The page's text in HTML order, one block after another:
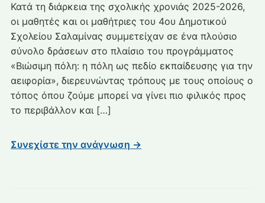
Σαλαμίνας
«Βιώσιμη
πόλη»:
Η
πόλη
ως
πεδίο
αειφορία
Κατά τη διάρκεια της σχολικής χρονιάς 2025-2026,
οι μαθητές και οι μαθήτριες του 4ου Δημοτικού
Σχολείου Σαλαμίνας συμμετείχαν σε ένα πλούσιο
σύνολο δράσεων στο πλαίσιο του προγράμματος
«Βιώσιμη πόλη: η πόλη ως πεδίο εκπαίδευσης για την
αειφορία», διερευνώντας τρόπους με τους οποίους ο
τόπος όπου ζούμε μπορεί να γίνει πιο φιλικός προς
το περιβάλλον και […]
Συνεχίστε την ανάγνωση →